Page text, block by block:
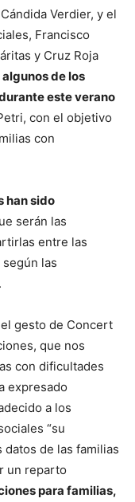
Verdier, y el
Francisco
y Cruz Roja
de los
este verano
con el objetivo
con
han sido
serán las
entre las
las
gesto de Concert
que nos
con dificultades
expresado
a los
“su
datos de las familias
un reparto
para familias,